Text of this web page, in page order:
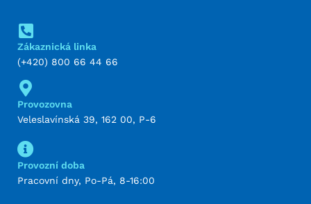
Zákaznická linka
(+420) 800 66 44 66
Provozovna
Veleslavínská 39, 162 00, P-6
Provozní doba
Pracovní dny, Po-Pá, 8-16:00